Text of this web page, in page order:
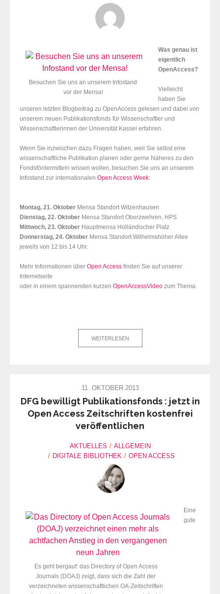
Besuchen Sie uns an unserem Infostand
vor der Mensa!
Was genau ist
eigentlich
OpenAccess?
Vielleicht
haben Sie
unseren letzten Blogbeitrag zu OpenAccess gelesen und dabei von
unserem neuen Publikationsfonds für Wissenschaftler und
Wissenschaftlerinnen der Universität Kassel erfahren.
Wenn Sie inzwischen dazu Fragen haben, weil Sie selbst eine
wissenschaftliche Publikation planen oder gerne Näheres zu den
Fondsfördermitteln wissen wollen, besuchen Sie uns an unserem
Infostand zur internationalen Open Access Week:
Montag, 21. Oktober Mensa Standort Witzenhausen
Dienstag, 22. Oktober Mensa Standort Oberzwehren, HPS
Mittwoch, 23. Oktober Hauptmensa Holländischer Platz
Donnerstag, 24. Oktober Mensa Standort Wilhelmshöher Allee
jeweils von 12 bis 14 Uhr.
Mehr Informationen über Open Access finden Sie auf unserer
Internetseite
oder in einem spannenden kurzen OpenAccessVideo zum Thema.
WEITERLESEN
11. OKTOBER 2013
DFG bewilligt Publikationsfonds : jetzt in
Open Access Zeitschriften kostenfrei
veröffentlichen
AKTUELLES
ALLGEMEIN
DIGITALE BIBLIOTHEK
OPEN ACCESS
Es geht bergauf: das Directory of Open Access
Journals (DOAJ) zeigt, dass sich die Zahl der
verzeichneten wissenschaftlichen OA-Zeitschriften
Eine
gute